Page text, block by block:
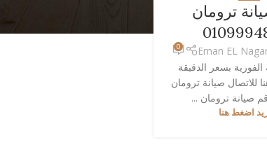
ترومان
Eman EL
0
بسعر الدقيقة
للاتصال صيانة ترومان
صيانة ترومان ...
اضغط هنا